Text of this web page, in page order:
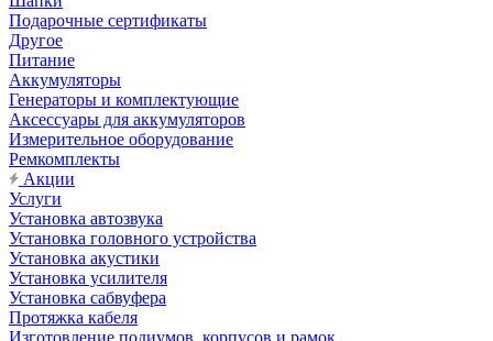
Подарочные сертификаты
Другое
Питание
Аккумуляторы
Генераторы и комплектующие
Аксессуары для аккумуляторов
Измерительное оборудование
Ремкомплекты
Акции
Услуги
Установка автозвука
Установка головного устройства
Установка акустики
Установка усилителя
Установка сабвуфера
Протяжка кабеля
Изготовление подиумов, корпусов и рамок